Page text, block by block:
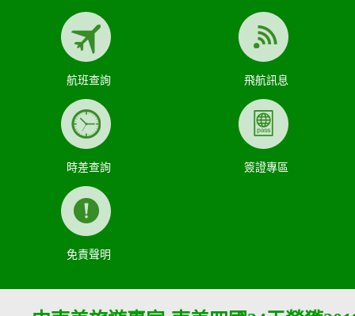
航班查詢 飛航訊息
時差查詢 簽證專區
免責聲明